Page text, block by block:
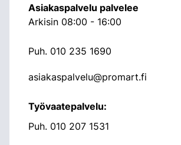
Asiakaspalvelu palvelee
Arkisin 08:00 - 16:00
Puh. 010 235 1690
asiakaspalvelu@promart.fi
Työvaatepalvelu:
Puh. 010 207 1531